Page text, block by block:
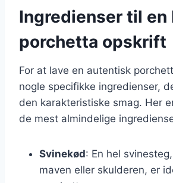
Ingredienser til en
porchetta opskrift
For at lave en autentisk
nogle specifikke ingredienser,
den karakteristiske smag. Her
de mest almindelige
Svinekød: En hel
maven eller skulderen, er